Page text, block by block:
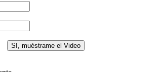
SI, muéstrame el Video